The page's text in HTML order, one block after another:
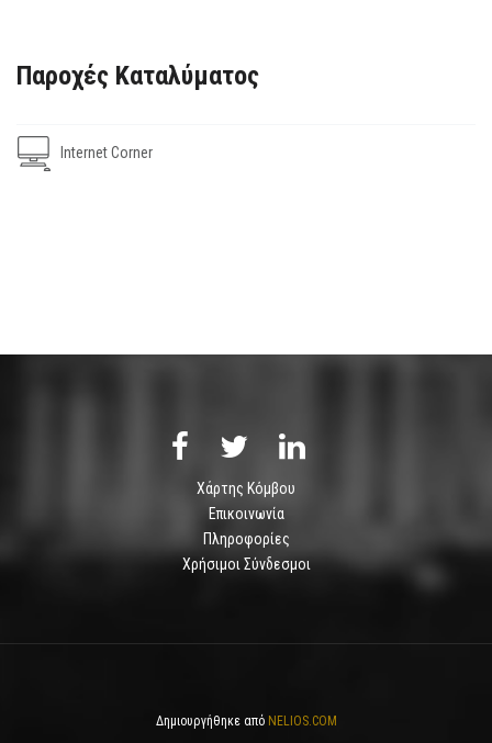
Παροχές Καταλύματος
Internet Corner
Χάρτης Κόμβου
Επικοινωνία
Πληροφορίες
Χρήσιμοι Σύνδεσμοι
Δημιουργήθηκε από NELIOS.COM